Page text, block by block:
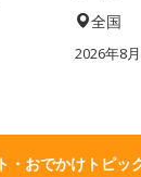
全国
2026年8
・おでかけトピッ